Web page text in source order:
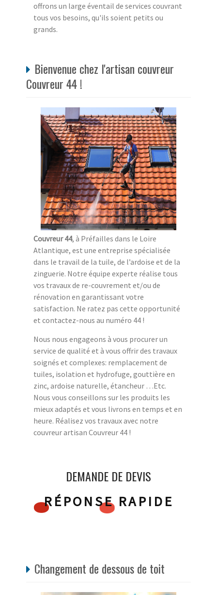
offrons un large éventail de services couvrant
tous vos besoins, qu'ils soient petits ou
grands.
Bienvenue chez l'artisan couvreur
Couvreur 44 !
Couvreur 44, à Préfailles dans le Loire
Atlantique, est une entreprise spécialisée
dans le travail de la tuile, de l’ardoise et de la
zinguerie. Notre équipe experte réalise tous
vos travaux de re-couvrement et/ou de
rénovation en garantissant votre
satisfaction. Ne ratez pas cette opportunité
et contactez-nous au numéro 44 !
Nous nous engageons à vous procurer un
service de qualité et à vous offrir des travaux
soignés et complexes: remplacement de
tuiles, isolation et hydrofuge, gouttière en
zinc, ardoise naturelle, étancheur …Etc.
Nous vous conseillons sur les produits les
mieux adaptés et vous livrons en temps et en
heure. Réalisez vos travaux avec notre
couvreur artisan Couvreur 44 !
DEMANDE DE DEVIS
RÉPONSE RAPIDE
Changement de dessous de toit